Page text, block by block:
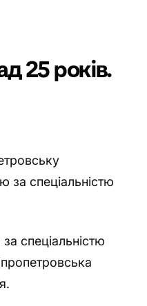
25 років.
спеціальністю
за спеціальністю